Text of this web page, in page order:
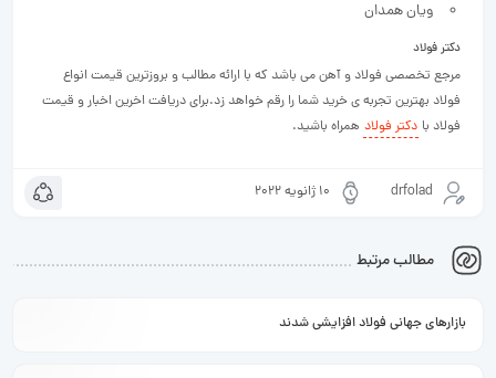
ویان همدان
دکتر فولاد
مرجع تخصصی فولاد و آهن می باشد که با ارائه مطالب و بروزترین قیمت انواع
فولاد بهترین تجربه ی خرید شما را رقم خواهد زد.برای دریافت اخرین اخبار و قیمت
فولاد با دکتر فولاد همراه باشید.
drfolad 10 ژانویه 2022
مطالب مرتبط
بازارهای جهانی فولاد افزایشی شدند